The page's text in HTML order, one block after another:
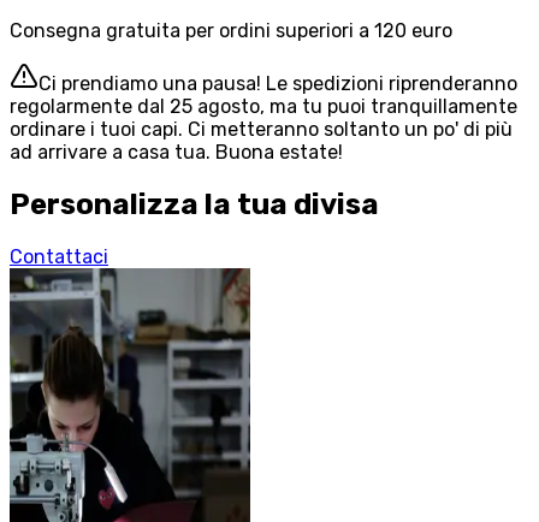
Consegna gratuita per ordini superiori a 120 euro
Ci prendiamo una pausa! Le spedizioni riprenderanno
regolarmente dal 25 agosto, ma tu puoi tranquillamente
ordinare i tuoi capi. Ci metteranno soltanto un po' di più
ad arrivare a casa tua. Buona estate!
Personalizza la tua divisa
Contattaci